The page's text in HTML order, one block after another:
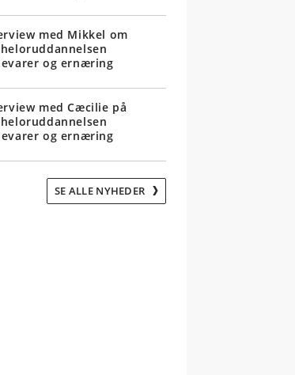
med Mikkel om
og ernæring
med Cæcilie på
og ernæring
SE ALLE NYHEDER